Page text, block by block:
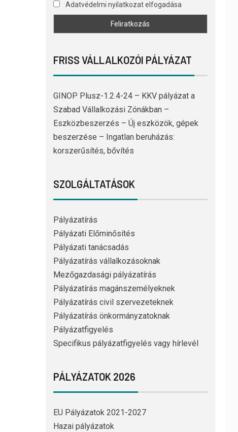
Adatvédelmi nyilatkozat elfogadása
FRISS VÁLLALKOZÓI PÁLYÁZAT
GINOP Plusz-1.2.4-24 – KKV pályázat a
Szabad Vállalkozási Zónákban –
Eszközbeszerzés – Új eszközök, gépek
beszerzése – Ingatlan beruházás:
korszerűsítés, bővítés
SZOLGÁLTATÁSOK
Pályázatírás
Pályázati Előminősítés
Pályázati tanácsadás
Pályázatírás vállalkozásoknak
Mezőgazdasági pályázatírás
Pályázatírás magánszemélyeknek
Pályázatírás civil szervezeteknek
Pályázatírás önkormányzatoknak
Pályázatfigyelés
Specifikus pályázatfigyelés vagy hírlevél
PÁLYÁZATOK 2026
EU Pályázatok 2021-2027
Hazai pályázatok